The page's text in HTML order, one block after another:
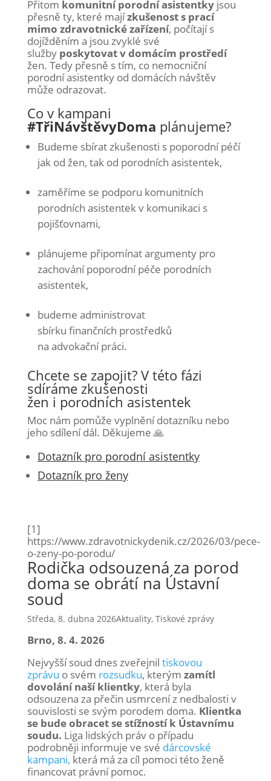
Přitom komunitní porodní asistentkyjsou
přesně ty, které majízkušenost s prací
mimo zdravotnické zařízení, počítají s
dojížděním a jsou zvyklé své
služby poskytovat v domácím prostředí
žen. Tedy přesně s tím, co nemocniční
porodní asistentky od domácích návštěv
může odrazovat.
Co v kampani
#TřiNávštěvyDoma plánujeme?
Budeme sbírat zkušenosti s poporodní péčí
jak od žen, tak od porodních asistentek,
zaměříme se podporu komunitních
porodních asistentek v komunikaci s
pojišťovnami,
plánujeme připomínat argumenty pro
zachování poporodní péče porodních
asistentek,
budeme administrovat
sbírku finančních prostředků
na advokační práci.
Chcete se zapojit? V této fázi
sdíráme zkušenosti
žen i porodních asistentek
Moc nám pomůže vyplnění dotazníku nebo
jeho sdílení dál. Děkujeme 🙏
Dotazník pro porodní asistentky
Dotazník pro ženy
[1]
https://www.zdravotnickydenik.cz/2026/03/pece-
o-zeny-po-porodu/
Rodička odsouzená za porod
doma se obrátí na Ústavní
soud
Středa, 8. dubna 2026Aktuality, Tiskové zprávy
Brno, 8. 4. 2026
Nejvyšší soud dnes zveřejnil tiskovou
zprávu o svém rozsudku, kterým zamítl
dovolání naší klientky, která byla
odsouzena za přečin usmrcení z nedbalosti v
souvislosti se svým porodem doma. Klientka
se bude obracet se stížností k Ústavnímu
soudu. Liga lidských práv o případu
podrobněji informuje ve své dárcovské
kampani, která má za cíl pomoci této ženě
financovat právní pomoc.